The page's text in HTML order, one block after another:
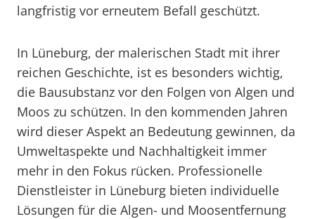
langfristig vor erneutem Befall geschützt.
In Lüneburg, der malerischen Stadt mit ihrer
reichen Geschichte, ist es besonders wichtig,
die Bausubstanz vor den Folgen von Algen und
Moos zu schützen. In den kommenden Jahren
wird dieser Aspekt an Bedeutung gewinnen, da
Umweltaspekte und Nachhaltigkeit immer
mehr in den Fokus rücken. Professionelle
Dienstleister in Lüneburg bieten individuelle
Lösungen für die Algen- und Moosentfernung